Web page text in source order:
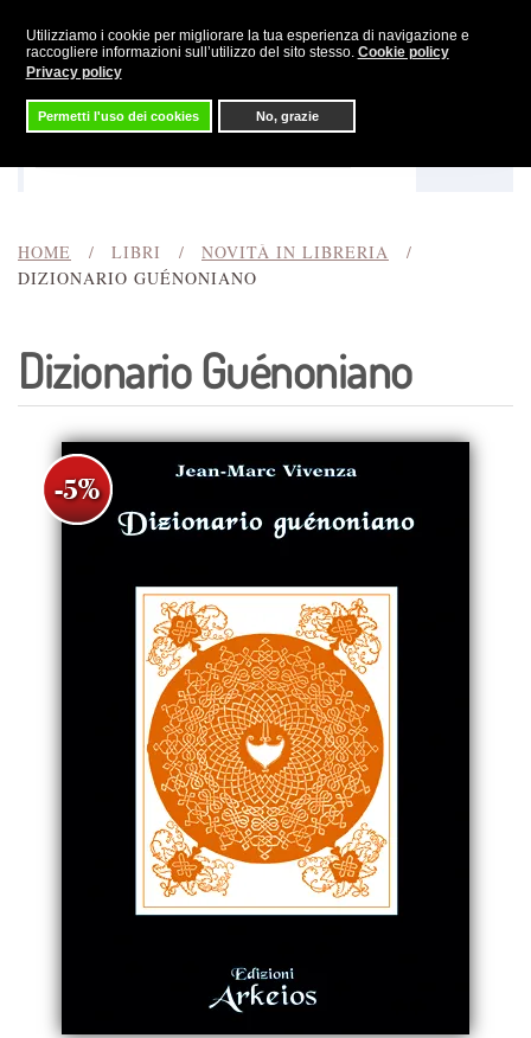
Utilizziamo i cookie per migliorare la tua esperienza di navigazione e
raccogliere informazioni sull’utilizzo del sito stesso. Cookie policy
Privacy policy
Permetti l'uso dei cookies No, grazie
Skip to main content
HOME LIBRI
NOVITÀ IN LIBRERIA
DIZIONARIO GUÉNONIANO
Dizionario Guénoniano